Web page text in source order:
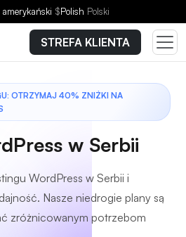
$Polish Polski
STREFA KLIENTA
OTRZYMAJ 40% ZNIŻKI NA
w Serbii
WordPress w Serbii i
Nasze niedrogie plany są
zróżnicowanym potrzebom